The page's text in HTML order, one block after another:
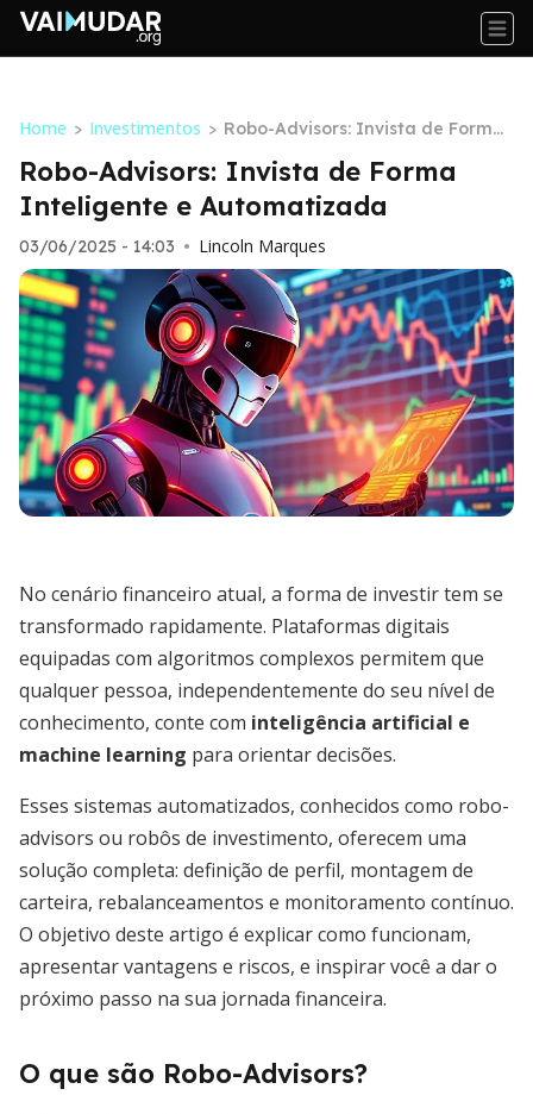
Home > Investimentos > Robo-Advisors: Invista de Forma
Inteligente e Automatizada
Robo-Advisors: Invista de Forma
Inteligente e Automatizada
03/06/2025 - 14:03 • Lincoln Marques
No cenário financeiro atual, a forma de investir tem se
transformado rapidamente. Plataformas digitais
equipadas com algoritmos complexos permitem que
qualquer pessoa, independentemente do seu nível de
conhecimento, conte com inteligência artificial e
machine learning para orientar decisões.
Esses sistemas automatizados, conhecidos como robo-
advisors ou robôs de investimento, oferecem uma
solução completa: definição de perfil, montagem de
carteira, rebalanceamentos e monitoramento contínuo.
O objetivo deste artigo é explicar como funcionam,
apresentar vantagens e riscos, e inspirar você a dar o
próximo passo na sua jornada financeira.
O que são Robo-Advisors?